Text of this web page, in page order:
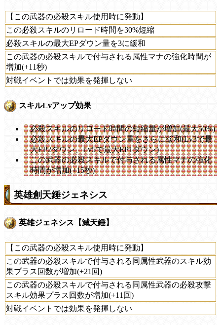
【この武器の必殺スキル使用時に発動】
この必殺スキルのリロード時間を30%短縮
必殺スキルの最大EPダウン量を3に緩和
この武器の必殺スキルで付与される属性マナの強化時間が
増加(+11秒)
対戦イベントでは効果を発揮しない
スキルLvアップ効果
必殺スキルのリロード時間の短縮量が増加(最大50%)
必殺スキルの最大EPダウン量をさらに緩和(Lv3で最
大EP2ダウン、Lv5で最大EP1ダウン)
この武器の必殺スキルで付与される属性マナの強化
時間が増加(+15秒)
英雄創天錘ジェネシス
英雄ジェネシス【滅天錘】
【この武器の必殺スキル使用時に発動】
この武器の必殺スキルで付与される同属性武器のスキル効
果プラス回数が増加(+21回)
この武器の必殺スキルで付与される同属性武器の必殺攻撃
スキル効果プラス回数が増加(+11回)
対戦イベントでは効果を発揮しない